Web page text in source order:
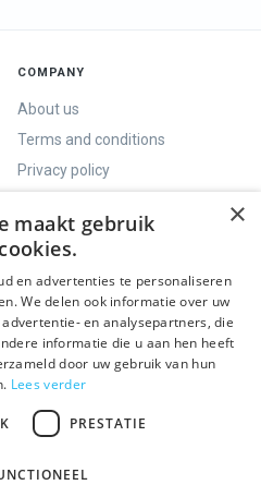
COMPANY
About us
Terms and conditions
Privacy policy
SOCIALS
Facebook
Instagram
LinkedIn
×
maakt gebruik
en advertenties te personaliseren
We delen ook informatie over uw
en analysepartners, die
informatie die u aan hen heeft
door uw gebruik van hun
Lees verder
PRESTATIE